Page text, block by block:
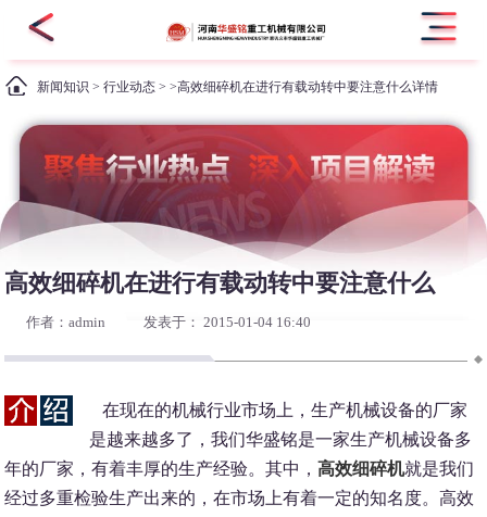
新闻知识 >行业动态 > >高效细碎机在进行有载动转中要注意什么详情
高效细碎机在进行有载动转中要注意什么
作者：admin 发表于： 2015-01-04 16:40
在现在的机械行业市场上，生产机械设备的厂家
是越来越多了，我们华盛铭是一家生产机械设备多
年的厂家，有着丰厚的生产经验。其中，高效细碎机就是我们
经过多重检验生产出来的，在市场上有着一定的知名度。高效